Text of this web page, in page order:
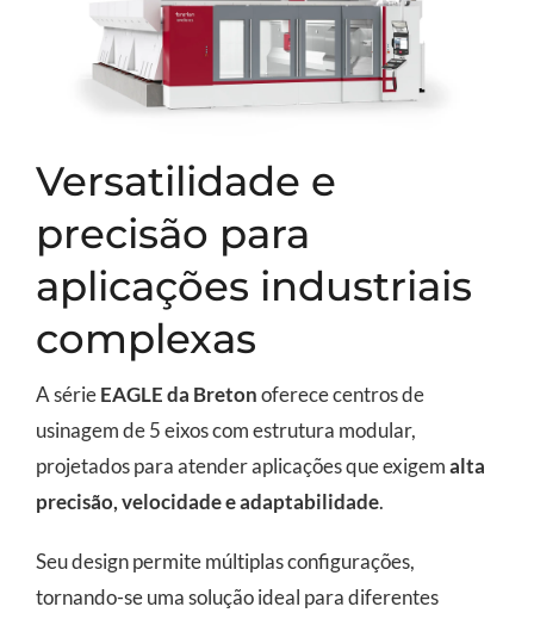
Versatilidade e
precisão para
aplicações industriais
complexas
A sérieEAGLE da Bretonoferece centros de
usinagem de 5 eixos com estrutura modular,
projetados para atender aplicações que exigemalta
precisão, velocidade e adaptabilidade.
Seu design permite múltiplas configurações,
tornando-se uma solução ideal para diferentes